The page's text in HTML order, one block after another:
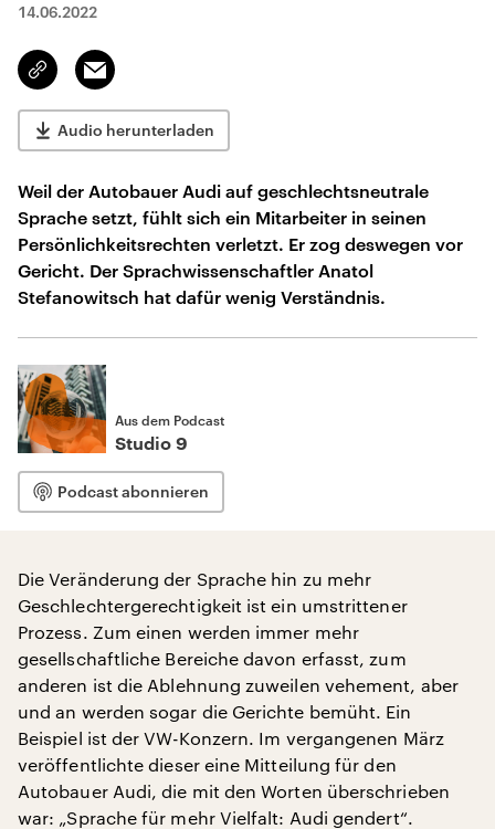
14.06.2022
Link
kopieren/teilen
Email
Audio herunterladen
Weil der Autobauer Audi auf geschlechtsneutrale
Sprache setzt, fühlt sich ein Mitarbeiter in seinen
Persönlichkeitsrechten verletzt. Er zog deswegen vor
Gericht. Der Sprachwissenschaftler Anatol
Stefanowitsch hat dafür wenig Verständnis.
Aus dem Podcast
Studio 9
Podcast abonnieren
Die Veränderung der Sprache hin zu mehr
Geschlechtergerechtigkeit ist ein umstrittener
Prozess. Zum einen werden immer mehr
gesellschaftliche Bereiche davon erfasst, zum
anderen ist die Ablehnung zuweilen vehement, aber
und an werden sogar die Gerichte bemüht. Ein
Beispiel ist der VW-Konzern. Im vergangenen März
veröffentlichte dieser eine Mitteilung für den
Autobauer Audi, die mit den Worten überschrieben
war: „Sprache für mehr Vielfalt: Audi gendert“.